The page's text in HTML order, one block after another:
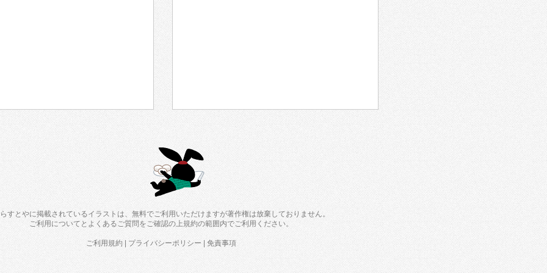
すとやに掲載されているイラストは、無料でご利用いただけますが著作権は放棄しておりません。
ご利用について と よくあるご質問をご確認の上規約の範囲内でご利用ください。
ご利用規約 | プライバシーポリシー |免責事項